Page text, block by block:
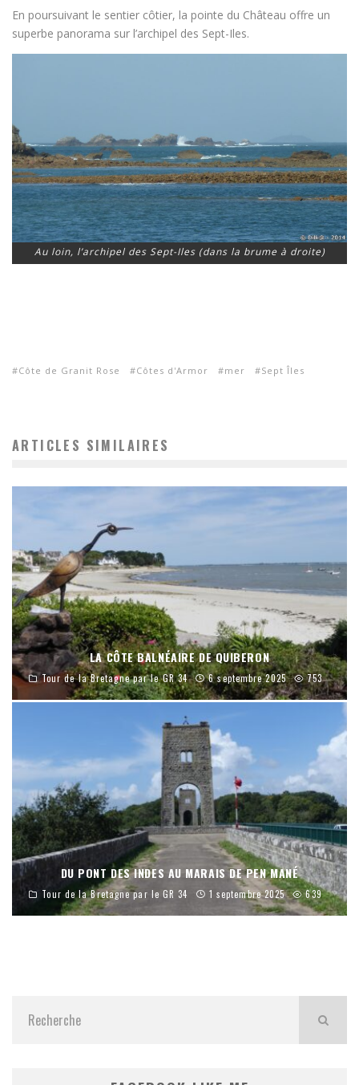
En poursuivant le sentier côtier, la pointe du Château offre un
superbe panorama sur l’archipel des Sept-Iles.
Au loin, l’archipel des Sept-Iles (dans la brume à droite)
Côte de Granit Rose Côtes d'Armor mer Sept Îles
ARTICLES SIMILAIRES
LA CÔTE BALNÉAIRE DE QUIBERON
Tour de la Bretagne par le GR 34 6 septembre 2025 753
DU PONT DES INDES AU MARAIS DE PEN MANÉ
Tour de la Bretagne par le GR 34 1 septembre 2025 639